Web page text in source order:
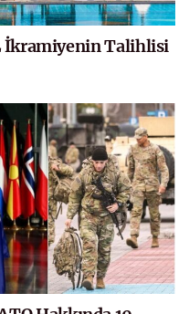
İkramiyenin Talihlisi